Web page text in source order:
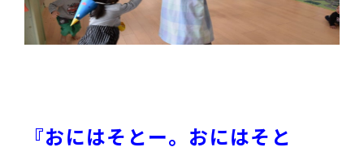
『おにはそとー。おにはそと